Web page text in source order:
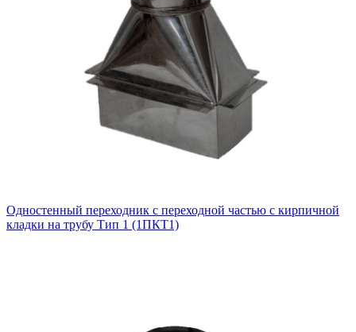
Одностенный переходник с переходной частью с кирпичной
кладки на трубу Тип 1 (1ПКТ1)